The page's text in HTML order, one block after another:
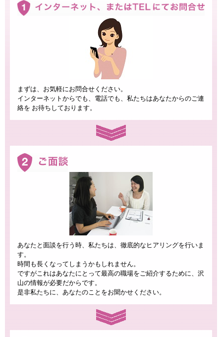
まずは、お気軽にお問合せください。
インターネットからでも、電話でも、私たちはあなたからのご連
絡を お待ちしております。
あなたと面談を行う時、私たちは、徹底的なヒアリングを行いま
す。
時間も長くなってしまうかもしれません。
ですがこれはあなたにとって最高の職場をご紹介するために、沢
山の情報が必要だからです。
是非私たちに、あなたのことをお聞かせください。